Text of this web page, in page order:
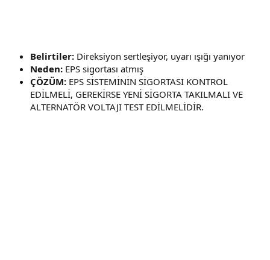
Belirtiler: Direksiyon sertleşiyor, uyarı ışığı yanıyor
Neden: EPS sigortası atmış
ÇÖZÜM: EPS SİSTEMİNİN SİGORTASI KONTROL
EDİLMELİ, GEREKİRSE YENİ SİGORTA TAKILMALI VE
ALTERNATÖR VOLTAJI TEST EDİLMELİDİR.